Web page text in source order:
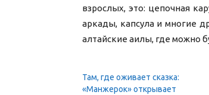
взрослых, это: цепочная
аркады, капсула и многие
алтайские аилы, где можно
Там, где оживает сказка:
«Манжерок» открывает